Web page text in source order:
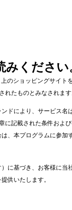
ください
のショッピングサイト
たものとみなされます
ドにより、サービス
記載された条件およ
、本プログラムに参加
に基づき、お客様に当
供いたします。